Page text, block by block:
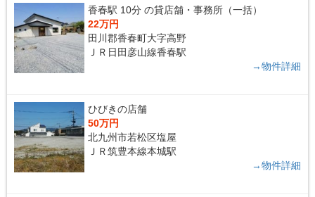
香春駅 10分 の貸店舗・事務所（一括）
22万円
田川郡香春町大字高野
ＪＲ日田彦山線香春駅
→物件詳細
ひびきの店舗
50万円
北九州市若松区塩屋
ＪＲ筑豊本線本城駅
→物件詳細